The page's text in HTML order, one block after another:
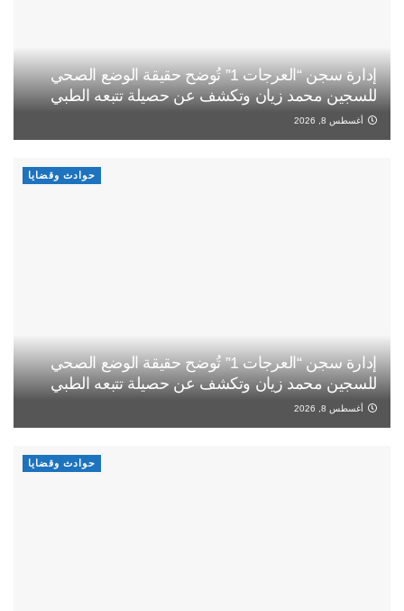
إدارة سجن “العرجات 1” تُوضح حقيقة الوضع الصحي
للسجين محمد زيان وتكشف عن حصيلة تتبعه الطبي
أغسطس 8, 2026
حوادث وقضايا
إدارة سجن “العرجات 1” تُوضح حقيقة الوضع الصحي
للسجين محمد زيان وتكشف عن حصيلة تتبعه الطبي
أغسطس 8, 2026
حوادث وقضايا